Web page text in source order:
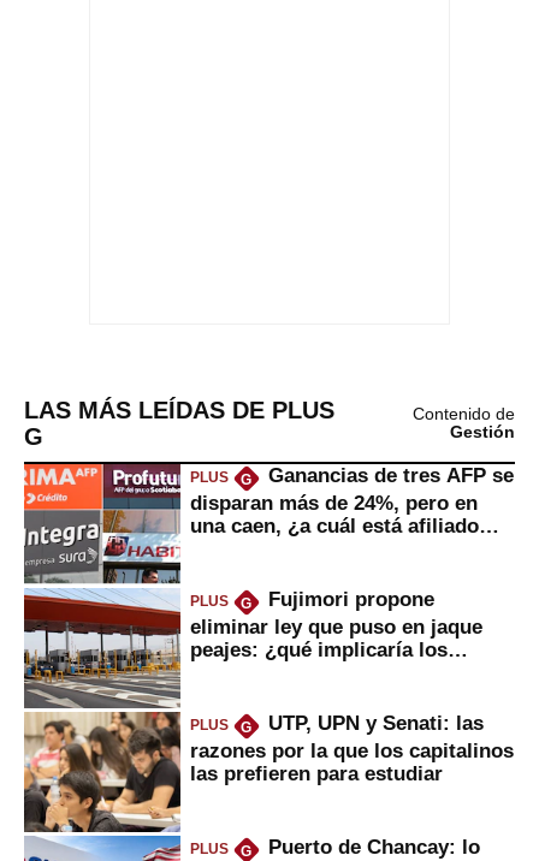
LAS MÁS LEÍDAS DE PLUS
G
Contenido de
Gestión
PLUS G
Ganancias de tres AFP se
disparan más de 24%, pero en
una caen, ¿a cuál está afiliado
PLUS G
Fujimori propone
eliminar ley que puso en jaque
peajes: ¿qué implicaría los
PLUS G
UTP, UPN y Senati: las
razones por la que los capitalinos
las prefieren para estudiar
PLUS G
Puerto de Chancay: lo